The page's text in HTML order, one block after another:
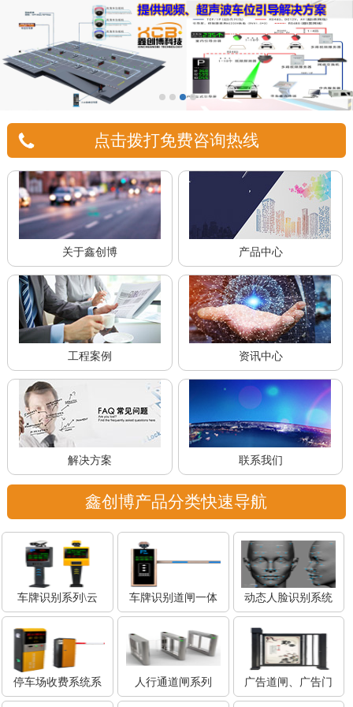
点击拨打免费咨询热线
关于鑫创博 产品中心
工程案例 资讯中心
解决方案 联系我们
鑫创博产品分类快速导航
车牌识别系列\云 车牌识别道闸一体 动态人脸识别系统
停车场收费系统系 人行通道闸系列 广告道闸、广告门